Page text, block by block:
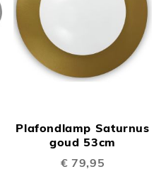
Plafondlamp Saturnus
goud 53cm
€ 79,95